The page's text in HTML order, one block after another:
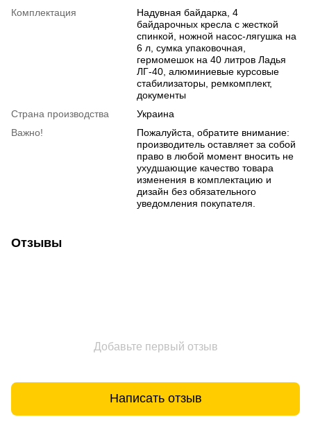
Комплектация
Надувная байдарка, 4
байдарочных кресла с жесткой
спинкой, ножной насос-лягушка на
6 л, сумка упаковочная,
гермомешок на 40 литров Ладья
ЛГ-40, алюминиевые курсовые
стабилизаторы, ремкомплект,
документы
Страна производства
Украина
Важно!
Пожалуйста, обратите внимание:
производитель оставляет за собой
право в любой момент вносить не
ухудшающие качество товара
изменения в комплектацию и
дизайн без обязательного
уведомления покупателя.
Отзывы
Добавьте первый отзыв
Написать отзыв